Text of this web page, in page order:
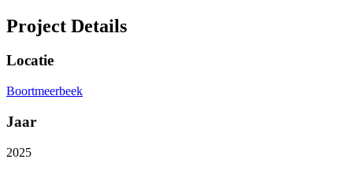
Project Details
Locatie
Boortmeerbeek
Jaar
2025